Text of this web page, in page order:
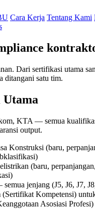
Cara Kerja Tentang Kami
Dari sertifikasi utama
ditangani satu tim.
KTA — semua
output.
Konstruksi (baru,
(baru,
jenjang (J5, J6, J7,
(Sertifikat Kompetensi)
Asosiasi Profesi)